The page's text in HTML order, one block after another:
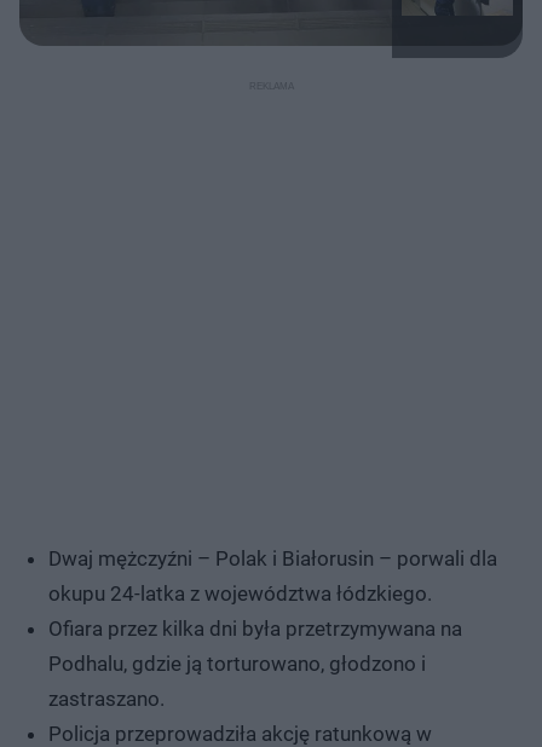
Dwaj mężczyźni – Polak i Białorusin – porwali dla
okupu 24-latka z województwa łódzkiego.
Ofiara przez kilka dni była przetrzymywana na
Podhalu, gdzie ją torturowano, głodzono i
zastraszano.
Policja przeprowadziła akcję ratunkową w